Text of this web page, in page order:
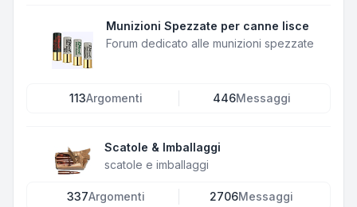
Munizioni Spezzate per canne lisce
Forum dedicato alle munizioni spezzate
113Argomenti 446Messaggi
Scatole & Imballaggi
scatole e imballaggi
337Argomenti 2706Messaggi